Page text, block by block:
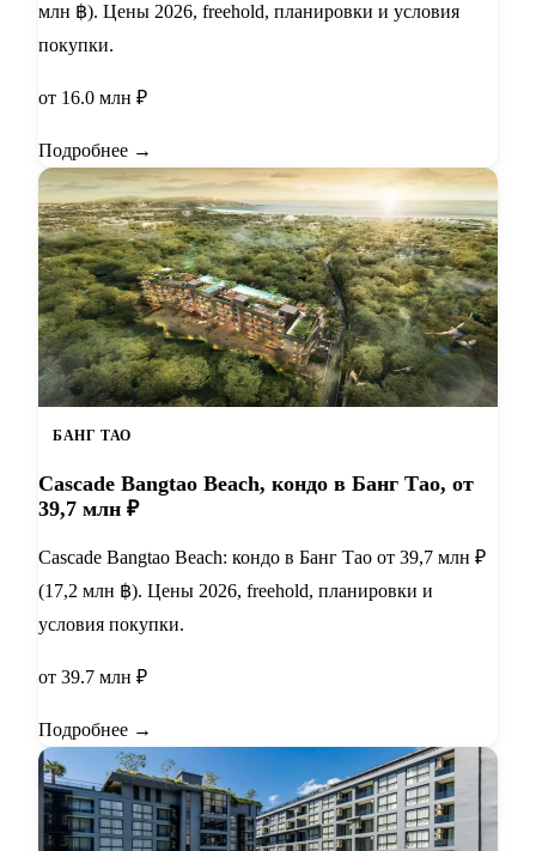
млн ฿). Цены 2026, freehold, планировки и условия
покупки.
от 16.0 млн ₽
Подробнее →
БАНГ ТАО
Cascade Bangtao Beach, кондо в Банг Тао, от
39,7 млн ₽
Cascade Bangtao Beach: кондо в Банг Тао от 39,7 млн ₽
(17,2 млн ฿). Цены 2026, freehold, планировки и
условия покупки.
от 39.7 млн ₽
Подробнее →